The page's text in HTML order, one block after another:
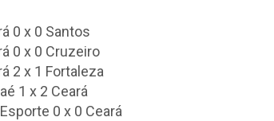
0 x 0 Santos
0 x 0 Cruzeiro
2 x 1 Fortaleza
1 x 2 Ceará
0 x 0 Ceará